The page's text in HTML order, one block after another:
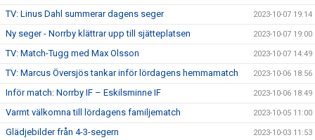
TV: Linus Dahl summerar dagens seger 2023-10-07 19:14
Ny seger - Norrby klättrar upp till sjätteplatsen 2023-10-07 19:00
TV: Match-Tugg med Max Olsson 2023-10-07 14:49
TV: Marcus Översjös tankar inför lördagens hemmamatch 2023-10-06 18:56
Inför match: Norrby IF – Eskilsminne IF 2023-10-06 18:49
Varmt välkomna till lördagens familjematch 2023-10-05 11:00
Glädjebilder från 4-3-segern 2023-10-03 11:53